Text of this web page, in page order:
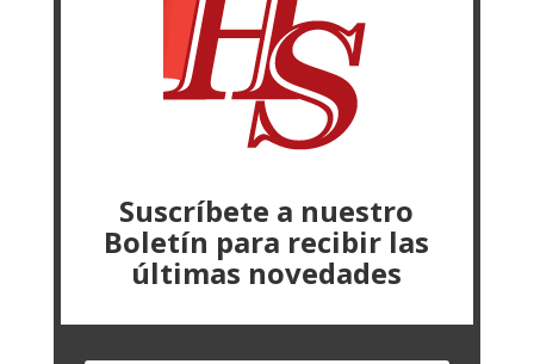
Suscríbete a nuestro
Boletín para recibir las
últimas novedades